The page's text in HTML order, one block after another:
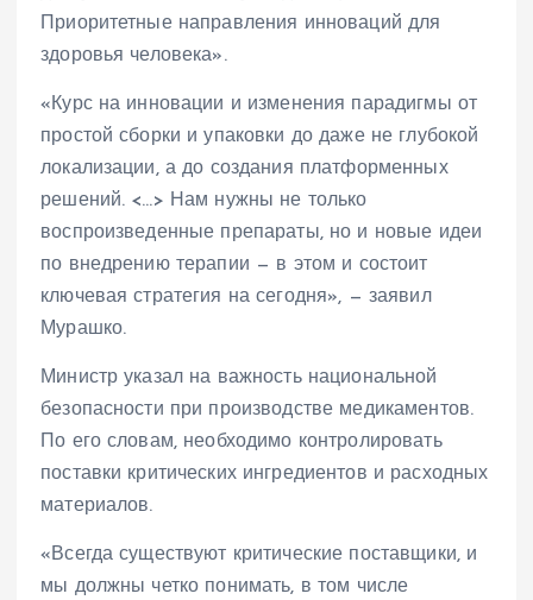
Приоритетные направления инноваций для
здоровья человека».
«Курс на инновации и изменения парадигмы от
простой сборки и упаковки до даже не глубокой
локализации, а до создания платформенных
решений. <…> Нам нужны не только
воспроизведенные препараты, но и новые идеи
по внедрению терапии — в этом и состоит
ключевая стратегия на сегодня», — заявил
Мурашко.
Министр указал на важность национальной
безопасности при производстве медикаментов.
По его словам, необходимо контролировать
поставки критических ингредиентов и расходных
материалов.
«Всегда существуют критические поставщики, и
мы должны четко понимать, в том числе